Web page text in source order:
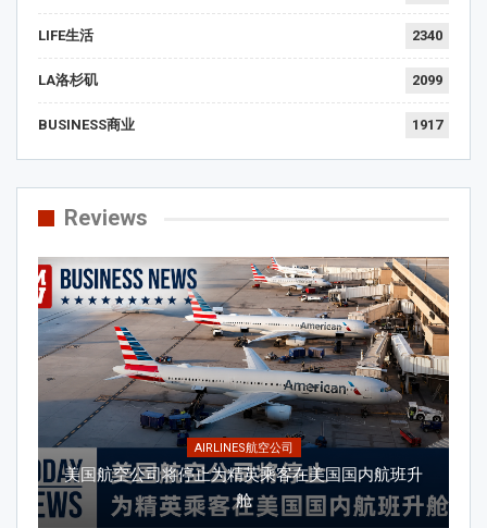
LIFE生活 2340
LA洛杉矶 2099
BUSINESS商业 1917
Reviews
AIRLINES航空公司
美国航空公司将停止为精英乘客在美国国内航班升
舱